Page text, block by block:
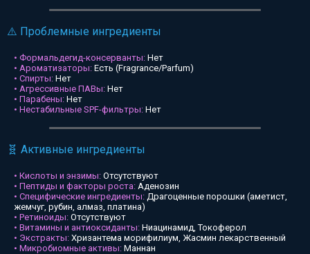
⚠️ Проблемные ингредиенты
• Формальдегид-консерванты: Нет
• Ароматизаторы: Есть (Fragrance/Parfum)
• Спирты: Нет
• Агрессивные ПАВы: Нет
• Парабены: Нет
• Нестабильные SPF-фильтры: Нет
🧬 Активные ингредиенты
• Кислоты и энзимы: Отсутствуют
• Пептиды и факторы роста: Аденозин
• Специфические ингредиенты: Драгоценные порошки (аметист,
жемчуг, рубин, алмаз, платина)
• Ретиноиды: Отсутствуют
• Витамины и антиоксиданты: Ниацинамид, Токоферол
• Экстракты: Хризантема морифилиум, Жасмин лекарственный
• Микробиомные активы: Маннан